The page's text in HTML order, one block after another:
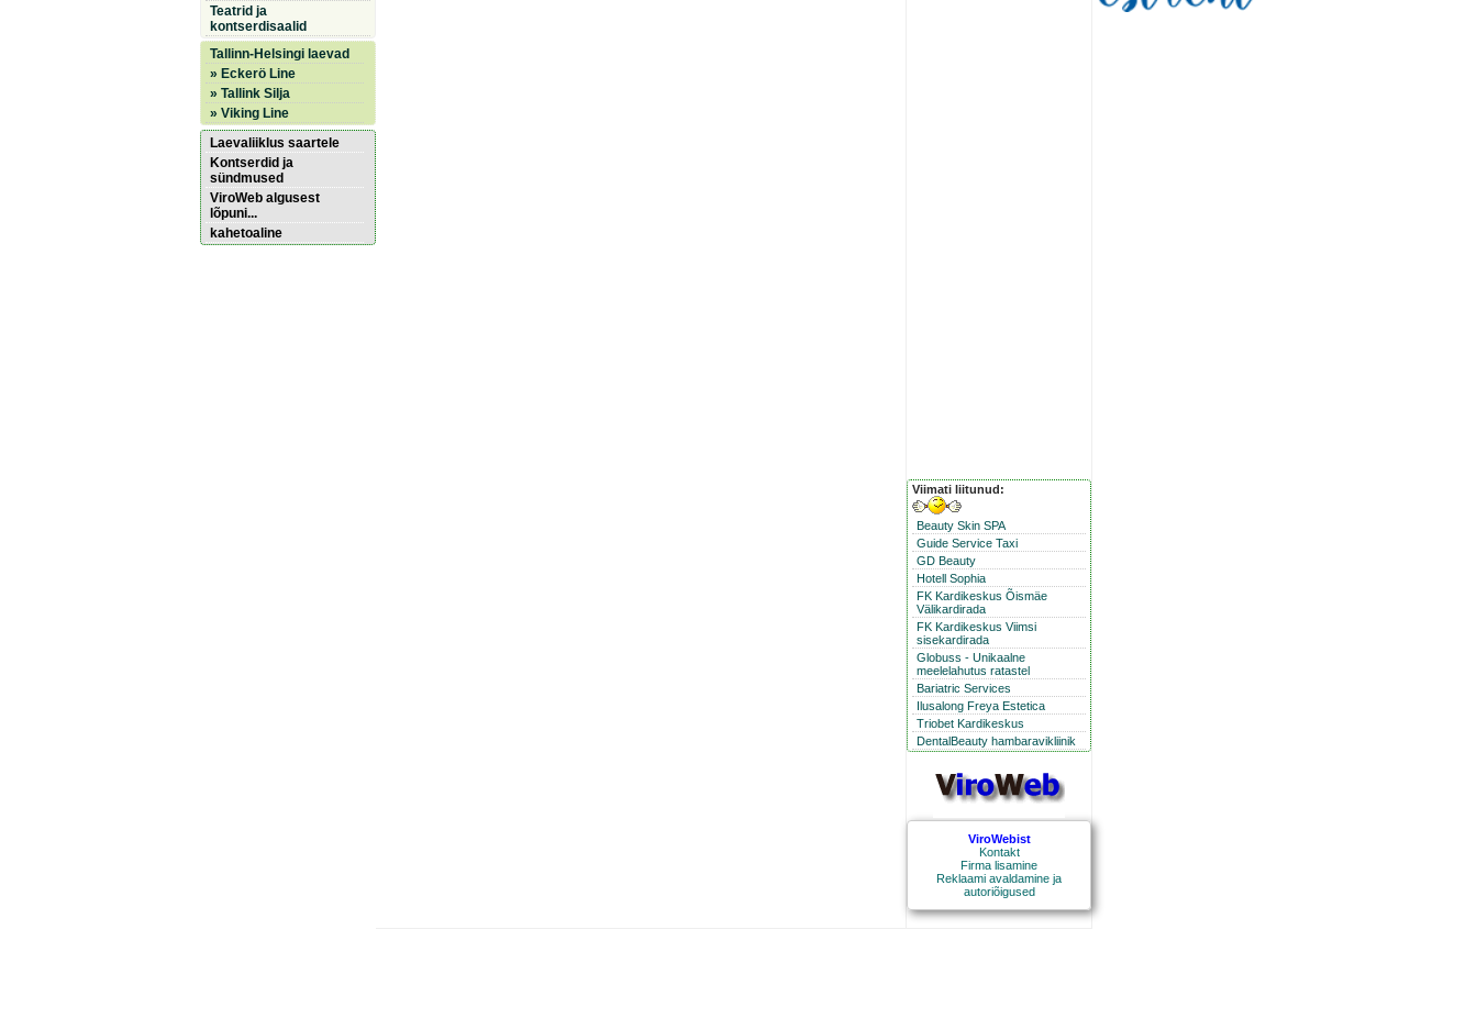
Teatrid ja
kontserdisaalid
Tallinn-Helsingi laevad
» Eckerö Line
» Tallink Silja
» Viking Line
Laevaliiklus saartele
Kontserdid ja
sündmused
ViroWeb algusest
lõpuni...
kahetoaline
Viimati liitunud:
Beauty Skin SPA
Guide Service Taxi
GD Beauty
Hotell Sophia
FK Kardikeskus Õismäe
Välikardirada
FK Kardikeskus Viimsi
sisekardirada
Globuss - Unikaalne
meelelahutus ratastel
Bariatric Services
Ilusalong Freya Estetica
Triobet Kardikeskus
DentalBeauty hambaravikliinik
ViroWebist
Kontakt
Firma lisamine
Reklaami avaldamine ja
autoriõigused